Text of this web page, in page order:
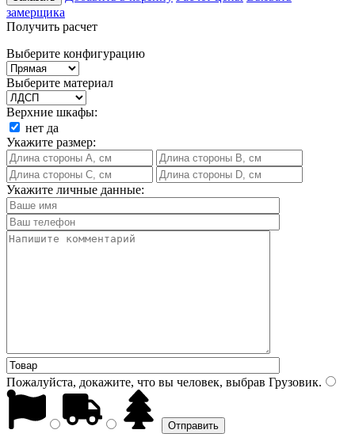
замерщика
Получить расчет
Выберите конфигурацию
Выберите материал
Верхние шкафы:
нет да
Укажите размер:
Укажите личные данные:
Пожалуйста, докажите, что вы человек, выбрав Грузовик.